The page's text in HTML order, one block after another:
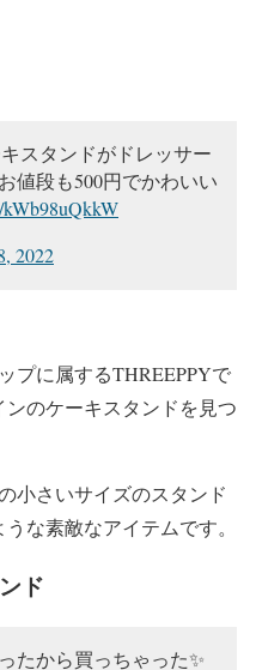
スタンドがドレッサー
値段も500円でかわいい
2022
プに属するTHREEPPYで
のケーキスタンドを見つ
小さいサイズのスタンド
な素敵なアイテムです。
ド
たから買っちゃった✨